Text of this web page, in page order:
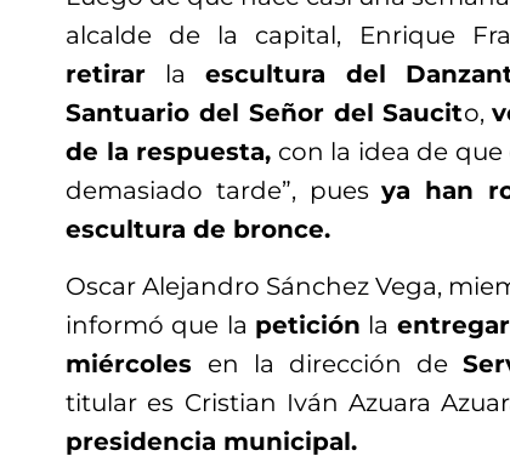
alcalde de la capital, Enrique
retirar la escultura del
Santuario del Señor del Saucito,
de la respuesta, con la idea de
demasiado tarde”, puesya han
escultura de bronce.
Oscar Alejandro Sánchez Vega,
informó que la petición la
miércoles en la dirección de
titular es Cristian Iván Azuara
presidencia municipal.